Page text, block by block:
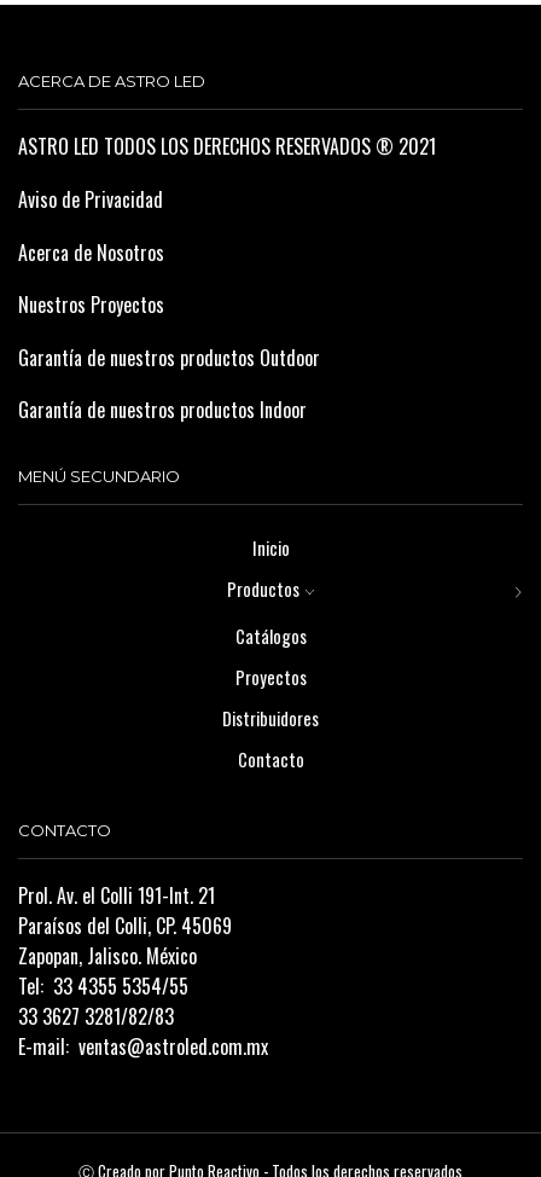
ACERCA DE ASTRO LED
ASTRO LED TODOS LOS DERECHOS RESERVADOS ® 2021
Aviso de Privacidad
Acerca de Nosotros
Nuestros Proyectos
Garantía de nuestros productos Outdoor
Garantía de nuestros productos Indoor
MENÚ SECUNDARIO
Inicio
Productos
Catálogos
Proyectos
Distribuidores
Contacto
CONTACTO
Prol. Av. el Colli 191-Int. 21
Paraísos del Colli, CP. 45069
Zapopan, Jalisco. México
Tel: 33 4355 5354/55
33 3627 3281/82/83
E-mail: ventas@astroled.com.mx
Ⓒ Creado porPunto Reactivo - Todos los derechos reservados